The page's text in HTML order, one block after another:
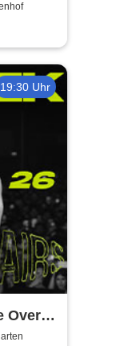
19:30 Uhr
Over